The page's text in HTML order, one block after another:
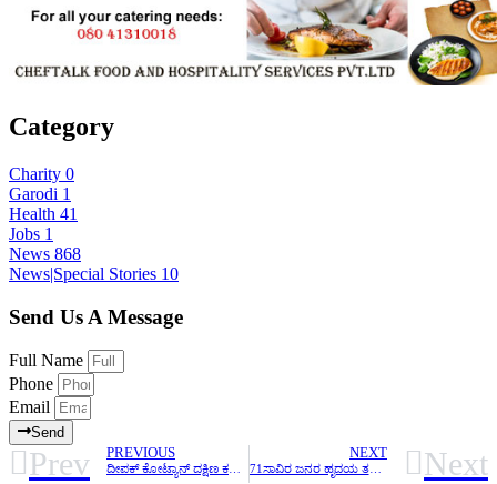
Category
Charity 0
Garodi 1
Health 41
Jobs 1
News 868
News|Special Stories 10
Send Us A Message
Full Name
Phone
Email
Send
Prev PREVIOUS NEXT
71ಸಾವಿರ ಜನರ ಹೃದಯ ತಲುಪಿದ ಬಿಲ್ಲವ ವಾರಿಯರ್ಸ್ ಫೇಸ್ ಬುಕ್ ಪೇಜ್ Next